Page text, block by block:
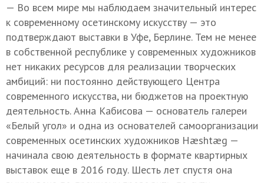
— Во всем мире мы наблюдаем значительный интерес
к современному осетинскому искусству — это
подтверждают выставки в Уфе, Берлине. Тем не менее
в собственной республике у современных художников
нет никаких ресурсов для реализации творческих
амбиций: ни постоянно действующего Центра
современного искусства, ни бюджетов на проектную
деятельность. Анна Кабисова — основатель галереи
«Белый угол» и одна из основателей самоорганизации
современных осетинских художников Hæshtæg —
начинала свою деятельность в формате квартирных
выставок еще в 2016 году. Шесть лет спустя она